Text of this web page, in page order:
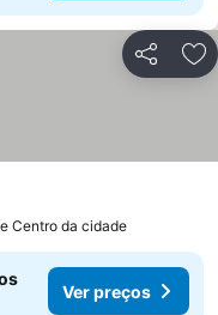
Partilhar
Centro da cidade
Ver preços